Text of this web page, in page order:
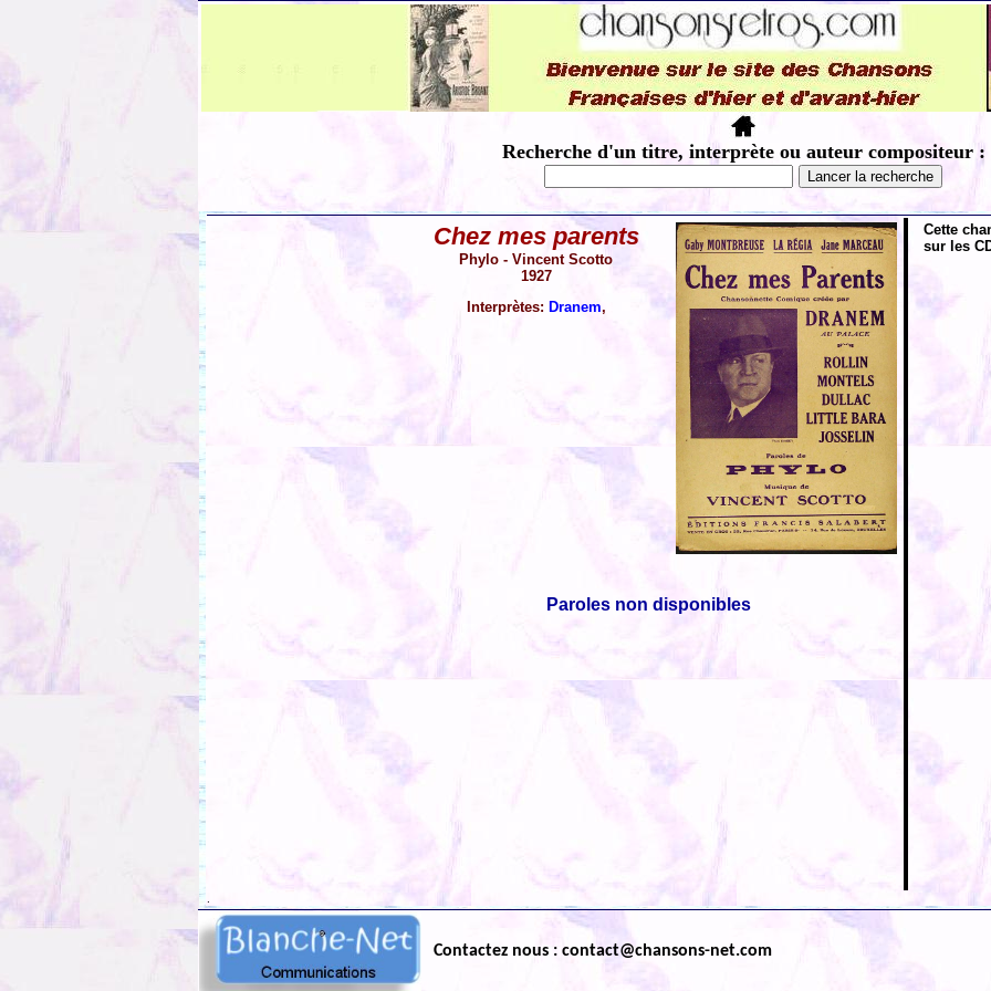
Recherche d'un titre, interprète ou auteur compositeur :
Chez mes parents
Phylo - Vincent Scotto
1927
Interprètes: Dranem,
Paroles non disponibles
Cette
sur les
Contactez nous : contact@chansons-net.com